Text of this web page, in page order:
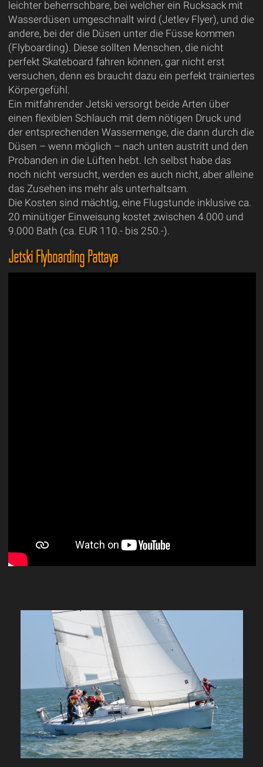
leichter beherrschbare, bei welcher ein Rucksack mit
Wasserdüsen umgeschnallt wird (Jetlev Flyer), und die
andere, bei der die Düsen unter die Füsse kommen
(Flyboarding). Diese sollten Menschen, die nicht
perfekt Skateboard fahren können, gar nicht erst
versuchen, denn es braucht dazu ein perfekt trainiertes
Körpergefühl.
Ein mitfahrender Jetski versorgt beide Arten über
einen flexiblen Schlauch mit dem nötigen Druck und
der entsprechenden Wassermenge, die dann durch die
Düsen – wenn möglich – nach unten austritt und den
Probanden in die Lüften hebt. Ich selbst habe das
noch nicht versucht, werden es auch nicht, aber alleine
das Zusehen ins mehr als unterhaltsam.
Die Kosten sind mächtig, eine Flugstunde inklusive ca.
20 minütiger Einweisung kostet zwischen 4.000 und
9.000 Bath (ca. EUR 110.- bis 250.-).
Jetski Flyboarding Pattaya